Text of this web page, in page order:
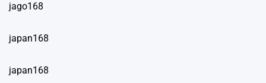
jago168
japan168
japan168